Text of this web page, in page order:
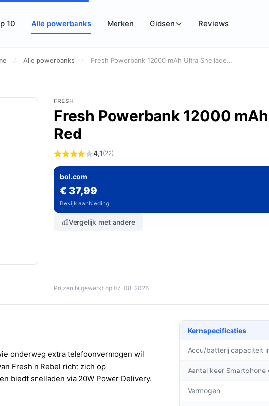
10 Alle powerbanks Merken Gidsen Reviews
/ Alle powerbanks / Fresh Powerbank 12000 mAh Ultra Snellade...
FRESH
Fresh Powerbank 12000
Red
4,1 (22)
bol.com
€ 37,99
Bekijk aanbieding
Vergelijk met andere
Prijzen bijgewerkt op 07-08-2026
onderweg extra telefoonvermogen wil
Fresh n Rebel richt zich op
biedt snelladen via 20W Power Delivery.
Kernspecificaties
Accu/batterij capaciteit
Aantal keer Smartphone
Vermogen